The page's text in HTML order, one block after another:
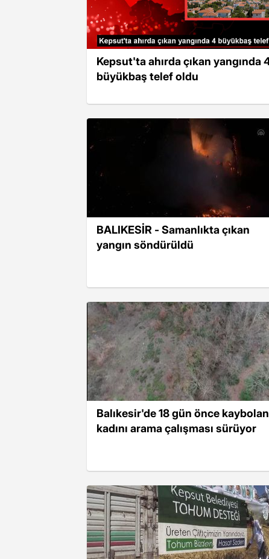
Kepsut'ta ahırda çıkan yangında
büyükbaş telef oldu
BALIKESİR - Samanlıkta çıkan
yangın söndürüldü
Balıkesir'de 18 gün önce kaybolan
kadını arama çalışması sürüyor